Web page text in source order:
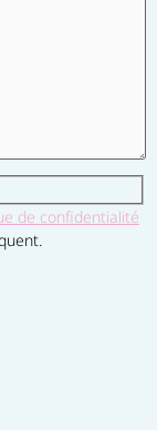
de confidentialité